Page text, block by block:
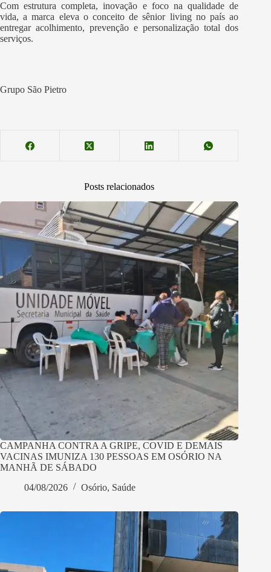
Com estrutura completa, inovação e foco na qualidade de
vida, a marca eleva o conceito de sênior living no país ao
entregar acolhimento, prevenção e personalização total dos
serviços.
Grupo São Pietro
Posts relacionados
CAMPANHA CONTRA A GRIPE, COVID E DEMAIS
VACINAS IMUNIZA 130 PESSOAS EM OSÓRIO NA
MANHÃ DE SÁBADO
04/08/2026
Osório, Saúde